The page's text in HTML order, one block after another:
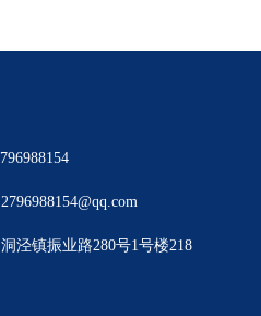
泾镇振业路280号1号楼218